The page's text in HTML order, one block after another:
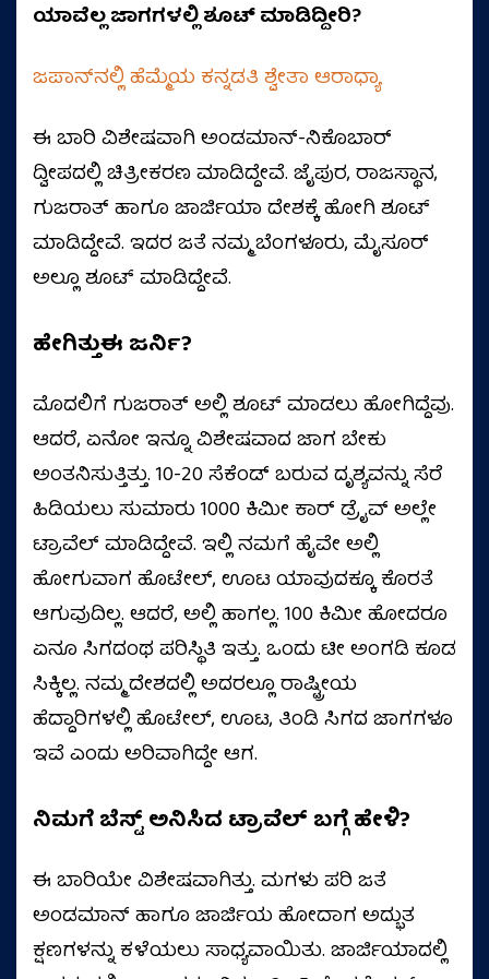
ಯಾವೆಲ್ಲ ಜಾಗಗಳಲ್ಲಿ ಶೂಟ್‌ ಮಾಡಿದ್ದೀರಿ?
ಜಪಾನ್‌ನಲ್ಲಿ ಹೆಮ್ಮೆಯ ಕನ್ನಡತಿ ಶ್ವೇತಾ ಆರಾಧ್ಯಾ
ಈ ಬಾರಿ ವಿಶೇಷವಾಗಿ ಅಂಡಮಾನ್-ನಿಕೊಬಾರ್‌
ದ್ವೀಪದಲ್ಲಿ ಚಿತ್ರೀಕರಣ ಮಾಡಿದ್ದೇವೆ. ಜೈಪುರ, ರಾಜಸ್ಥಾನ,
ಗುಜರಾತ್ ಹಾಗೂ ಜಾರ್ಜಿಯಾ ದೇಶಕ್ಕೆ ಹೋಗಿ ಶೂಟ್‌
ಮಾಡಿದ್ದೇವೆ. ಇದರ ಜತೆ ನಮ್ಮ ಬೆಂಗಳೂರು, ಮೈಸೂರ್‌
ಅಲ್ಲೂ ಶೂಟ್‌ ಮಾಡಿದ್ದೇವೆ.
ಹೇಗಿತ್ತುಈ ಜರ್ನಿ?
ಮೊದಲಿಗೆ ಗುಜರಾತ್‌ ಅಲ್ಲಿ ಶೂಟ್‌ ಮಾಡಲು ಹೋಗಿದ್ದೆವು.
ಆದರೆ, ಏನೋ ಇನ್ನೂ ವಿಶೇಷವಾದ ಜಾಗ ಬೇಕು
ಅಂತನಿಸುತ್ತಿತ್ತು. 10-20 ಸೆಕೆಂಡ್‌ ಬರುವ ದೃಶ್ಯವನ್ನು ಸೆರೆ
ಹಿಡಿಯಲು ಸುಮಾರು 1000 ಕಿಮೀ ಕಾರ್‌ ಡ್ರೈವ್‌ ಅಲ್ಲೇ
ಟ್ರಾವೆಲ್‌ ಮಾಡಿದ್ದೇವೆ. ಇಲ್ಲಿ ನಮಗೆ ಹೈವೇ ಅಲ್ಲಿ
ಹೋಗುವಾಗ ಹೊಟೇಲ್‌, ಊಟ ಯಾವುದಕ್ಕೂ ಕೊರತೆ
ಆಗುವುದಿಲ್ಲ. ಆದರೆ, ಅಲ್ಲಿ ಹಾಗಲ್ಲ. 100 ಕಿಮೀ ಹೋದರೂ
ಏನೂ ಸಿಗದಂಥ ಪರಿಸ್ಥಿತಿ ಇತ್ತು. ಒಂದು ಟೀ ಅಂಗಡಿ ಕೂಡ
ಸಿಕ್ಕಿಲ್ಲ. ನಮ್ಮ ದೇಶದಲ್ಲಿ ಅದರಲ್ಲೂ ರಾಷ್ಟ್ರೀಯ
ಹೆದ್ದಾರಿಗಳಲ್ಲಿ ಹೊಟೇಲ್‌, ಊಟ, ತಿಂಡಿ ಸಿಗದ ಜಾಗಗಳೂ
ಇವೆ ಎಂದು ಅರಿವಾಗಿದ್ದೇ ಆಗ.
ನಿಮಗೆ ಬೆಸ್ಟ್‌ ಅನಿಸಿದ ಟ್ರಾವೆಲ್‌ ಬಗ್ಗೆ ಹೇಳಿ?
ಈ ಬಾರಿಯೇ ವಿಶೇಷವಾಗಿತ್ತು. ಮಗಳು ಪರಿ ಜತೆ
ಅಂಡಮಾನ್‌ ಹಾಗೂ ಜಾರ್ಜಿಯ ಹೋದಾಗ ಅದ್ಭುತ
ಕ್ಷಣಗಳನ್ನು ಕಳೆಯಲು ಸಾಧ್ಯವಾಯಿತು. ಜಾರ್ಜಿಯಾದಲ್ಲಿ